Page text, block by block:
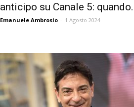
anticipo su Canale 5:
Emanuele Ambrosio - 1 Agosto 2024